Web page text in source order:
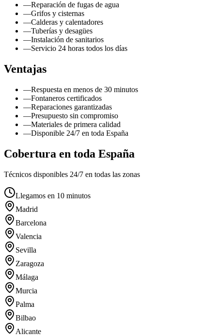
—Reparación de fugas de agua
—Grifos y cisternas
—Calderas y calentadores
—Tuberías y desagües
—Instalación de sanitarios
—Servicio 24 horas todos los días
Ventajas
—Respuesta en menos de 30 minutos
—Fontaneros certificados
—Reparaciones garantizadas
—Presupuesto sin compromiso
—Materiales de primera calidad
—Disponible 24/7 en toda España
Cobertura en toda España
Técnicos disponibles 24/7 en todas las zonas
Llegamos en 10 minutos
Madrid
Barcelona
Valencia
Sevilla
Zaragoza
Málaga
Murcia
Palma
Bilbao
Alicante